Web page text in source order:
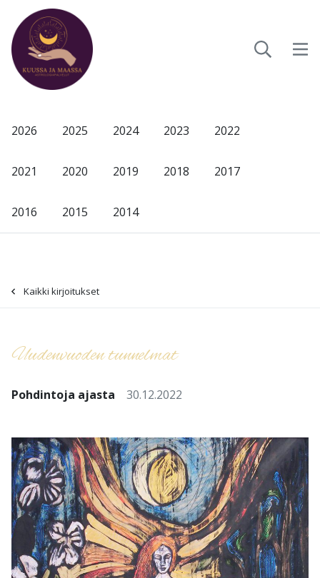
2026 2025 2024 2023 2022
2021 2020 2019 2018 2017
2016 2015 2014
Kaikki kirjoitukset
Uudenvuoden tunnelmat
Pohdintoja ajasta 30.12.2022